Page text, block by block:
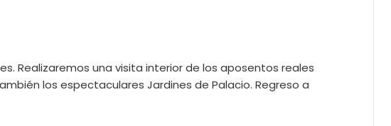
Realizaremos una visita interior de los aposentos reales
los espectaculares Jardines de Palacio. Regreso a